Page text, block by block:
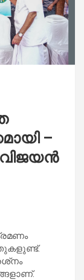
–
വിജയന്‍